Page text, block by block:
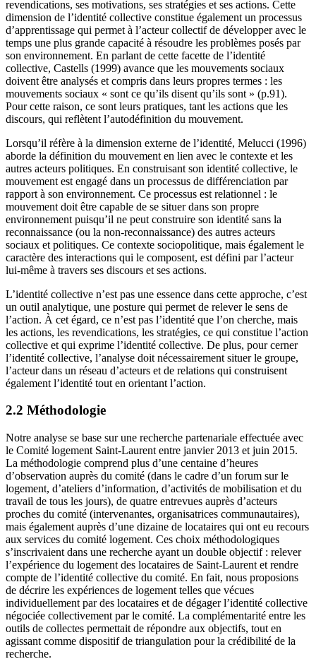
revendications, ses motivations, ses stratégies et ses actions. Cette
dimension de l’identité collective constitue également un processus
d’apprentissage qui permet à l’acteur collectif de développer avec le
temps une plus grande capacité à résoudre les problèmes posés par
son environnement. En parlant de cette facette de l’identité
collective, Castells (1999) avance que les mouvements sociaux
doivent être analysés et compris dans leurs propres termes : les
mouvements sociaux « sont ce qu’ils disent qu’ils sont » (p.91).
Pour cette raison, ce sont leurs pratiques, tant les actions que les
discours, qui reflètent l’autodéfinition du mouvement.
Lorsqu’il réfère à la dimension externe de l’identité, Melucci (1996)
aborde la définition du mouvement en lien avec le contexte et les
autres acteurs politiques. En construisant son identité collective, le
mouvement est engagé dans un processus de différenciation par
rapport à son environnement. Ce processus est relationnel : le
mouvement doit être capable de se situer dans son propre
environnement puisqu’il ne peut construire son identité sans la
reconnaissance (ou la non-reconnaissance) des autres acteurs
sociaux et politiques. Ce contexte sociopolitique, mais également le
caractère des interactions qui le composent, est défini par l’acteur
lui-même à travers ses discours et ses actions.
L’identité collective n’est pas une essence dans cette approche, c’est
un outil analytique, une posture qui permet de relever le sens de
l’action. À cet égard, ce n’est pas l’identité que l’on cherche, mais
les actions, les revendications, les stratégies, ce qui constitue l’action
collective et qui exprime l’identité collective. De plus, pour cerner
l’identité collective, l’analyse doit nécessairement situer le groupe,
l’acteur dans un réseau d’acteurs et de relations qui construisent
également l’identité tout en orientant l’action.
2.2 Méthodologie
Notre analyse se base sur une recherche partenariale effectuée avec
le Comité logement Saint-Laurent entre janvier 2013 et juin 2015.
La méthodologie comprend plus d’une centaine d’heures
d’observation auprès du comité (dans le cadre d’un forum sur le
logement, d’ateliers d’information, d’activités de mobilisation et du
travail de tous les jours), de quatre entrevues auprès d’acteurs
proches du comité (intervenantes, organisatrices communautaires),
mais également auprès d’une dizaine de locataires qui ont eu recours
aux services du comité logement. Ces choix méthodologiques
s’inscrivaient dans une recherche ayant un double objectif : relever
l’expérience du logement des locataires de Saint-Laurent et rendre
compte de l’identité collective du comité. En fait, nous proposions
de décrire les expériences de logement telles que vécues
individuellement par des locataires et de dégager l’identité collective
négociée collectivement par le comité. La complémentarité entre les
outils de collectes permettait de répondre aux objectifs, tout en
agissant comme dispositif de triangulation pour la crédibilité de la
recherche.